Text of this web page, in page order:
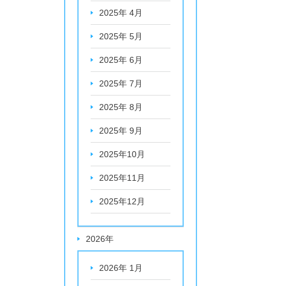
2025年 4月
2025年 5月
2025年 6月
2025年 7月
2025年 8月
2025年 9月
2025年10月
2025年11月
2025年12月
2026年
2026年 1月